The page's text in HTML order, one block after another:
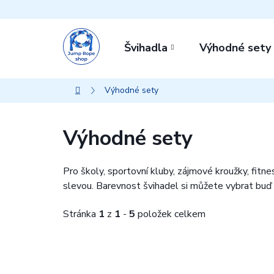
na
Švihadla Výhodné sety
Domů
Výhodné sety
Výhodné sety
Pro školy, sportovní kluby, zájmové kroužky,
slevou. Barevnost švihadel si můžete vybrat
Stránka 1 z 1 - 5 položek celkem